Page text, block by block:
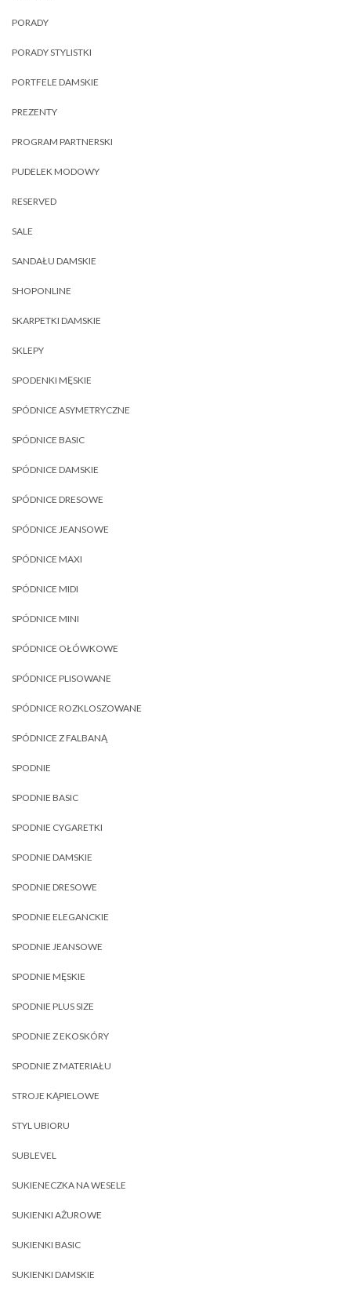
PORADY
PORADY STYLISTKI
PORTFELE DAMSKIE
PREZENTY
PROGRAM PARTNERSKI
PUDELEK MODOWY
RESERVED
SALE
SANDAŁU DAMSKIE
SHOPONLINE
SKARPETKI DAMSKIE
SKLEPY
SPODENKI MĘSKIE
SPÓDNICE ASYMETRYCZNE
SPÓDNICE BASIC
SPÓDNICE DAMSKIE
SPÓDNICE DRESOWE
SPÓDNICE JEANSOWE
SPÓDNICE MAXI
SPÓDNICE MIDI
SPÓDNICE MINI
SPÓDNICE OŁÓWKOWE
SPÓDNICE PLISOWANE
SPÓDNICE ROZKLOSZOWANE
SPÓDNICE Z FALBANĄ
SPODNIE
SPODNIE BASIC
SPODNIE CYGARETKI
SPODNIE DAMSKIE
SPODNIE DRESOWE
SPODNIE ELEGANCKIE
SPODNIE JEANSOWE
SPODNIE MĘSKIE
SPODNIE PLUS SIZE
SPODNIE Z EKOSKÓRY
SPODNIE Z MATERIAŁU
STROJE KĄPIELOWE
STYL UBIORU
SUBLEVEL
SUKIENECZKA NA WESELE
SUKIENKI AŻUROWE
SUKIENKI BASIC
SUKIENKI DAMSKIE